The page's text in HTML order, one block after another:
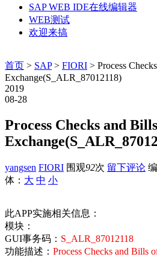
SAP WEB IDE在线编辑器
WEB测试
欢迎来搞
首页 > SAP> FIORI > Process
Exchange(S_ALR_87012118)
2019
08-28
Process Checks and
yangsen FIORI 围观92次 留下评论
体： 大 中 小
此APP实施相关信息：
模块：
GUI事务码： S_ALR_87012118
功能描述： Process Checks and Bills